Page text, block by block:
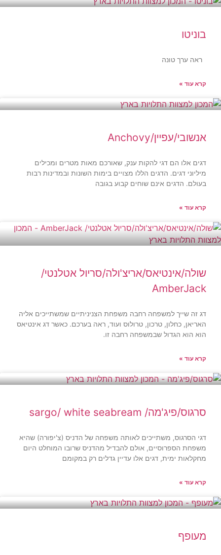
בוניטו
ראה ערך טונה
קרא עוד »
אנשובי/עפיין/Anchovy
דגים אלו הם דגי להקות ענק, שאורכם מאות מטרים ומכילים
מיליוני דגים. הדגים הללו מצויים בימות השונות ובמדינות רבות
בעולם. הדגים אינם שוחים קבוע בגובה
קרא עוד »
שולה/אינטיאס/אריצ'ולה/סריול אטלנטי/
AmberJack
דג זה שייך למשפחה רחבה משפחת הצניניתיים שמשתייכים אליה
האריאן, כחלון, טרכון, טרולוס ועוד, ראה בערכם. כאשר דג אינטיאס
הוא הוא הגדול שבמשפחה רחבה זו.
קרא עוד »
סרגוס/פיג'מה/ sargo/ white seabream
דגי הסרגוס, משתייכים לאותה משפחה של הדניס (צ'יפורה) שהיא
משפחת הספרוסיים, אולם להבדיל מהדניס שרובו המוחלט היום
מחקלאות ימית, דגים אלו עדיין גדלים רק במקומם
קרא עוד »
מעופף